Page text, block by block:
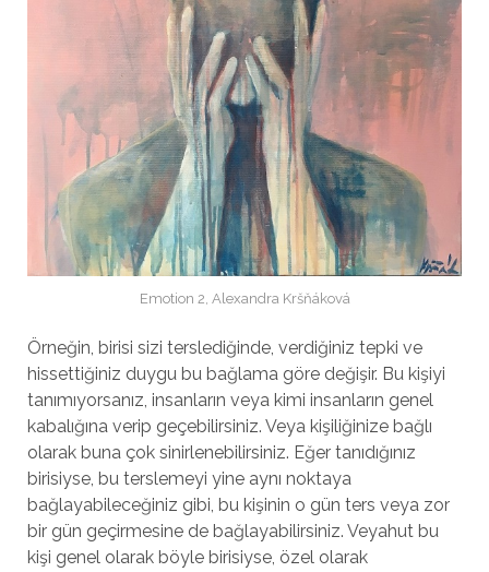
Emotion 2, Alexandra Kršňáková
Örneğin, birisi sizi terslediğinde, verdiğiniz tepki ve
hissettiğiniz duygu bu bağlama göre değişir. Bu kişiyi
tanımıyorsanız, insanların veya kimi insanların genel
kabalığına verip geçebilirsiniz. Veya kişiliğinize bağlı
olarak buna çok sinirlenebilirsiniz. Eğer tanıdığınız
birisiyse, bu terslemeyi yine aynı noktaya
bağlayabileceğiniz gibi, bu kişinin o gün ters veya zor
bir gün geçirmesine de bağlayabilirsiniz. Veyahut bu
kişi genel olarak böyle birisiyse, özel olarak